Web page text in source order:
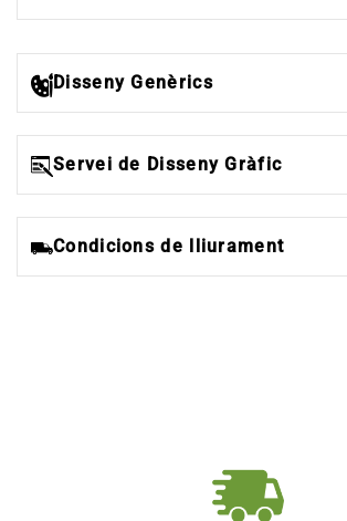
Disseny Genèrics
Servei de Disseny Gràfic
Condicions de lliurament